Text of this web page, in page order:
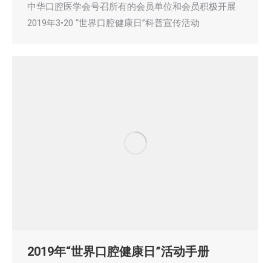
中华口腔医学会号召所有的会员单位和会员积极开展
2019年3•20 “世界口腔健康日”科普宣传活动
2019年“世界口腔健康日”活动手册